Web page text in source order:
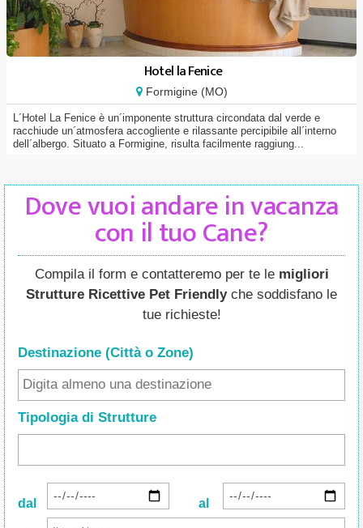
Hotel la Fenice
Formigine (MO)
L´Hotel La Fenice è un´imponente struttura circondata dal verde e
racchiude un´atmosfera accogliente e rilassante percipibile all´interno
dell´albergo. Situato a Formigine, risulta facilmente raggiung...
Dove vuoi andare in vacanza
con il tuo Cane?
Compila il form e contatteremo per te le migliori
Strutture Ricettive Pet Friendlyche soddisfano le
tue richieste!
Destinazione (Città o Zone)
Tipologia di Strutture
dal al